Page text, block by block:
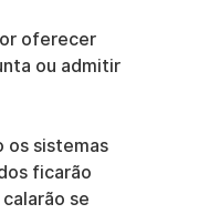
oferecer
ou admitir
os sistemas
ficarão
se